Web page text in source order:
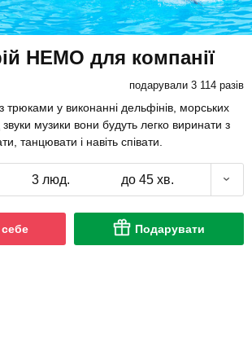
НЕМО для компанії
подарували 3 114 разів
трюками у виконанні дельфінів, морських
звуки музики вони будуть легко виринати з
танцювати і навіть співати.
3 люд. до 45 хв.
Подарувати